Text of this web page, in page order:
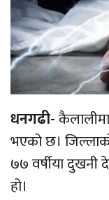
धनगढी-
भएको छ।
७७ वर्षीया
हो।